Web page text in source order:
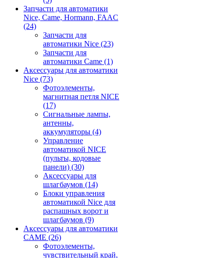
Запчасти для автоматики
Nice, Came, Hormann, FAAC
(24)
Запчасти для
автоматики Nice (23)
Запчасти для
автоматики Came (1)
Аксессуары для автоматики
Nice (73)
Фотоэлементы,
магнитная петля NICE
(17)
Сигнальные лампы,
антенны,
аккумуляторы (4)
Управление
автоматикой NICE
(пульты, кодовые
панели) (30)
Аксессуары для
шлагбаумов (14)
Блоки управления
автоматикой Nice для
распашных ворот и
шлагбаумов (9)
Аксессуары для автоматики
CAME (26)
Фотоэлементы,
чувствительный край,